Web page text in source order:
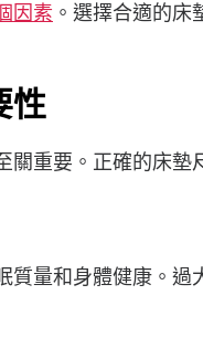
因素 。選擇合適的床
性
關重要。正確的床
質量和身體健康。